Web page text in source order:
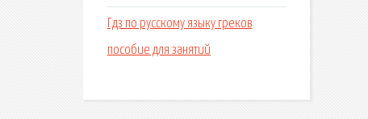
Гдз по русскому языку греков
пособие для занятий